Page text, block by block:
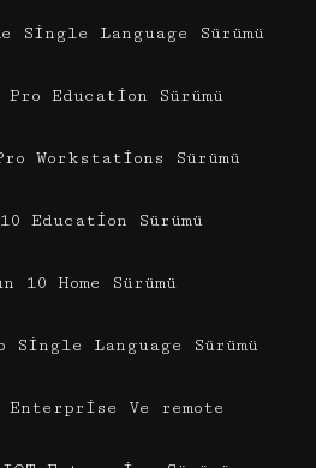
Single Language Sürümü
Pro Education Sürümü
Workstations Sürümü
Education Sürümü
10 Home Sürümü
Single Language Sürümü
Enterprise Ve remote